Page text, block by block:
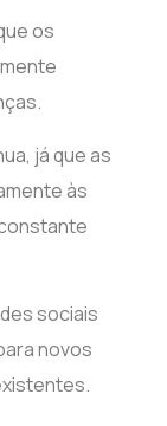
os
já que as
às
sociais
novos